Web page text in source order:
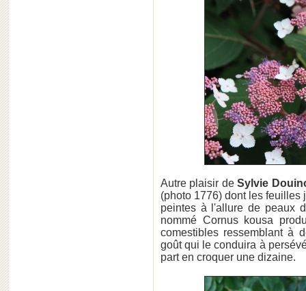
Autre plaisir deSylvie
(photo 1776) dont les feuilles
peintes à l'allure de peaux
nommé Cornus kousa
comestibles ressemblant à
goût qui le conduira à
part en croquer une dizaine.